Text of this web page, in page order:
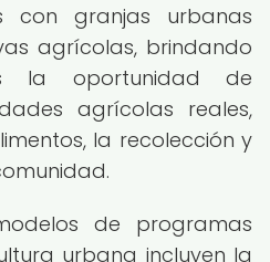
con granjas urbanas
agrícolas, brindando
la oportunidad de
agrícolas reales,
la recolección y
de programas
urbana incluyen la